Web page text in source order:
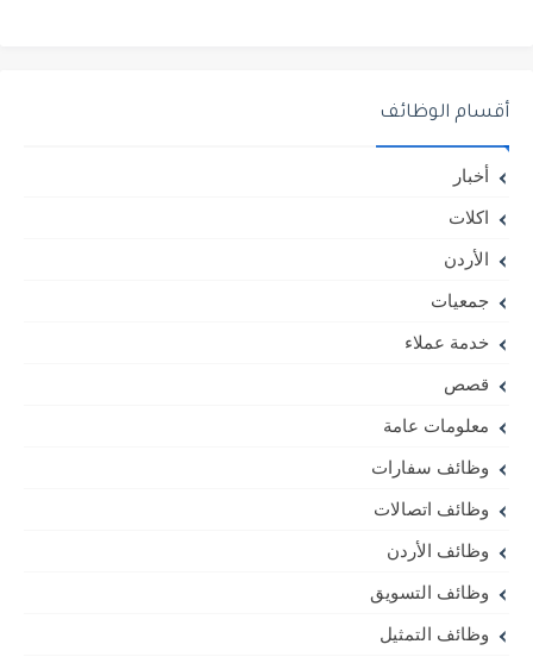
أقسام الوظائف
أخبار
اكلات
الأردن
جمعيات
خدمة عملاء
قصص
معلومات عامة
وظائف سفارات
وظائف اتصالات
وظائف الأردن
وظائف التسويق
وظائف التمثيل